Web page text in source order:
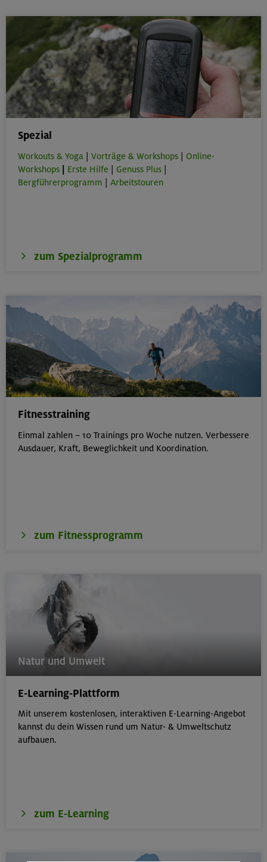
Spezial
Workouts & Yoga Vorträge & Workshops
Online-
Workshops
Erste Hilfe Genuss Plus
Bergführerprogramm
Arbeitstouren
zum Spezialprogramm
Fitnesstraining
Einmal zahlen – 10 Trainings pro Woche nutzen. Verbessere
Ausdauer, Kraft, Beweglichkeit und Koordination.
zum Fitnessprogramm
Natur und Umwelt
E-Learning-Plattform
Mit unserem kostenlosen, interaktiven E-Learning-Angebot
kannst du dein Wissen rund um Natur- & Umweltschutz
aufbauen.
zum E-Learning